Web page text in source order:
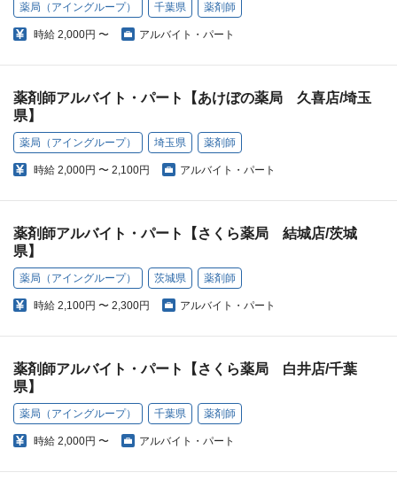
薬局（アイングループ） 千葉県 薬剤師
時給 2,000円 〜 アルバイト・パート
薬剤師アルバイト・パート【あけぼの薬局 久喜店/埼玉
県】
薬局（アイングループ） 埼玉県 薬剤師
時給 2,000円 〜 2,100円 アルバイト・パート
薬剤師アルバイト・パート【さくら薬局 結城店/茨城
県】
薬局（アイングループ） 茨城県 薬剤師
時給 2,100円 〜 2,300円 アルバイト・パート
薬剤師アルバイト・パート【さくら薬局 白井店/千葉
県】
薬局（アイングループ） 千葉県 薬剤師
時給 2,000円 〜 アルバイト・パート